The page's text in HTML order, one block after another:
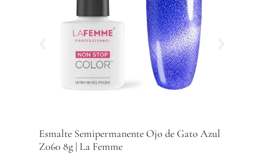
Esmalte Semipermanente Ojo de Gato Azul
Z060 8g | La Femme